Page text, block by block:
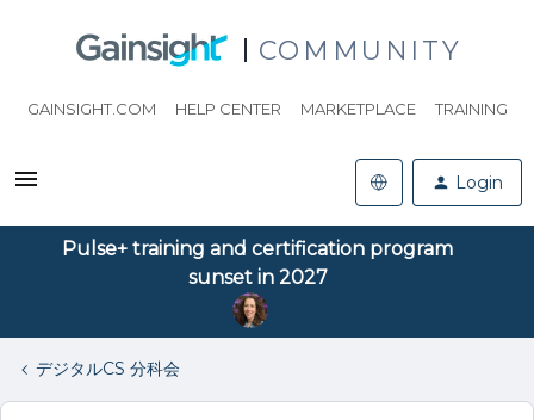
COMMUNITY
GAINSIGHT.COM HELP CENTER MARKETPLACE TRAINING
Login
Pulse+ training and certification program
sunset in 2027
デジタルCS 分科会